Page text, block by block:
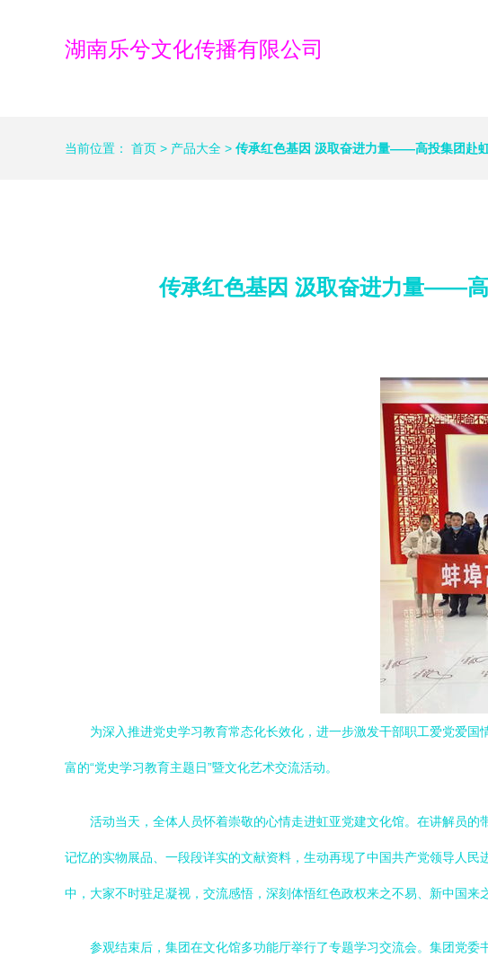
湖南乐兮文化传播有限公司
当前位置： 首页 > 产品大全 > 传承红色基因 汲取奋进力量——高投集团赴
传承红色基因 汲取奋进力量——高
为深入推进党史学习教育常态化长效化，进一步激发干部职工爱党爱
富的“党史学习教育主题日”暨文化艺术交流活动。
活动当天，全体人员怀着崇敬的心情走进虹亚党建文化馆。在讲解员的
记忆的实物展品、一段段详实的文献资料，生动再现了中国共产党领导人
中，大家不时驻足凝视，交流感悟，深刻体悟红色政权来之不易、新中国
参观结束后，集团在文化馆多功能厅举行了专题学习交流会。集团党